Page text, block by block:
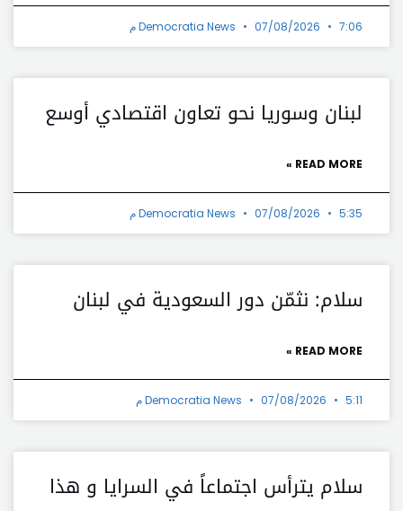
Democratia News 07/08/2026 7:06 م
لبنان وسوريا نحو تعاون اقتصادي أوسع
READ MORE »
Democratia News 07/08/2026 5:35 م
سلام: نثمّن دور السعودية في لبنان
READ MORE »
Democratia News 07/08/2026 5:11 م
سلام يترأس اجتماعاً في السرايا و هذا